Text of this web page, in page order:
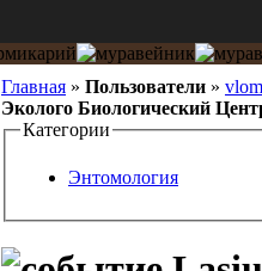
Главная » Пользователи »
Эколого Биологический
Категории
Энтомология